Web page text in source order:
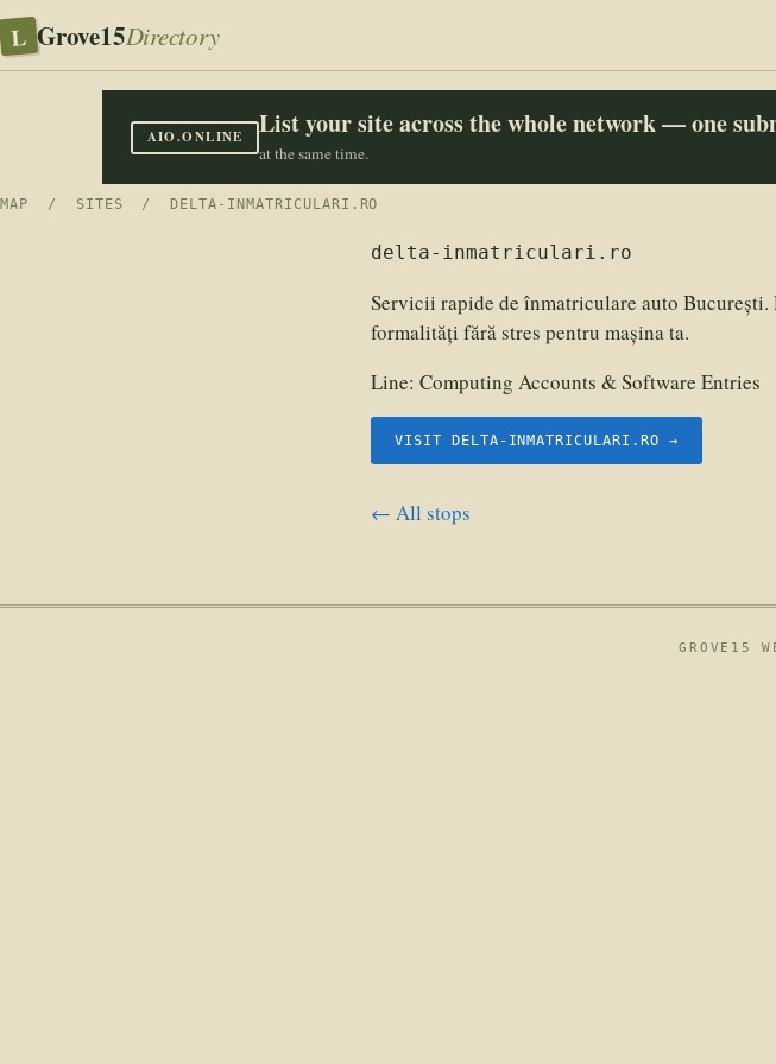
L Grove15Directory
AIO.ONLINE List your site across the whole network — one
at the same time.
MAP / SITES / DELTA-INMATRICULARI.RO
delta-inmatriculari.ro
Servicii rapide de înmatriculare auto
formalități fără stres pentru mașina ta.
Line: Computing Accounts & Software Entries
VISIT DELTA-INMATRICULARI.RO →
← All stops
GROVE15